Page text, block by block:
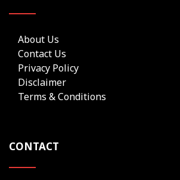
About Us
Contact Us
Privacy Policy
Disclaimer
Terms & Conditions
CONTACT